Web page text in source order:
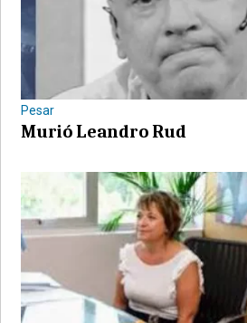
Pesar
Murió Leandro Rud